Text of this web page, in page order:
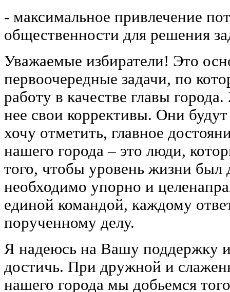
- максимальное привлечение
общественности для решения
Уважаемые избиратели! Это
первоочередные задачи, по
работу в качестве главы
нее свои коррективы. Они
хочу отметить, главное
нашего города – это люди,
того, чтобы уровень жизни
необходимо упорно и
единой командой, каждому
порученному делу.
Я надеюсь на Вашу поддержку
достичь. При дружной и
нашего города мы добьемся